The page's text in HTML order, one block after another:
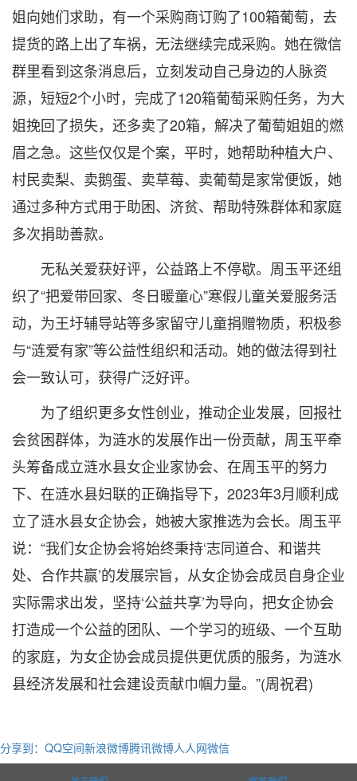
姐向她们求助，有一个采购商订购了100箱葡萄，去
提货的路上出了车祸，无法继续完成采购。她在微信
群里看到这条消息后，立刻发动自己身边的人脉资
源，短短2个小时，完成了120箱葡萄采购任务，为大
姐挽回了损失，还多卖了20箱，解决了葡萄姐姐的燃
眉之急。这些仅仅是个案，平时，她帮助种植大户、
村民卖梨、卖鹅蛋、卖草莓、卖葡萄是家常便饭，她
通过多种方式用于助困、济贫、帮助特殊群体和家庭
多次捐助善款。
无私关爱获好评，公益路上不停歇。周玉平还组
织了“把爱带回家、冬日暖童心”寒假儿童关爱服务活
动，为王圩辅导站等多家留守儿童捐赠物质，积极参
与“涟爱有家”等公益性组织和活动。她的做法得到社
会一致认可，获得广泛好评。
为了组织更多女性创业，推动企业发展，回报社
会贫困群体，为涟水的发展作出一份贡献，周玉平牵
头筹备成立涟水县女企业家协会、在周玉平的努力
下、在涟水县妇联的正确指导下，2023年3月顺利成
立了涟水县女企协会，她被大家推选为会长。周玉平
说：“我们女企协会将始终秉持‘志同道合、和谐共
处、合作共赢’的发展宗旨，从女企协会成员自身企业
实际需求出发，坚持‘公益共享’为导向，把女企协会
打造成一个公益的团队、一个学习的班级、一个互助
的家庭，为女企协会成员提供更优质的服务，为涟水
县经济发展和社会建设贡献巾帼力量。”(周祝君)
分享到： QQ空间新浪微博腾讯微博人人网微信